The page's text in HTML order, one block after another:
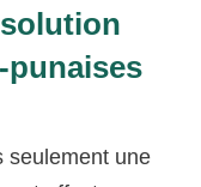
seulement une